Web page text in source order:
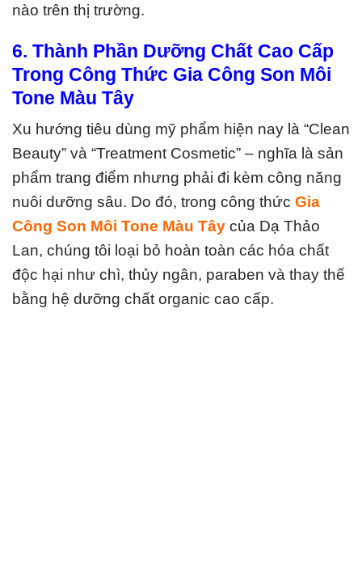
nào trên thị trường.
6. Thành Phần Dưỡng Chất Cao Cấp
Trong Công Thức Gia Công Son Môi
Tone Màu Tây
Xu hướng tiêu dùng mỹ phẩm hiện nay là “Clean
Beauty” và “Treatment Cosmetic” – nghĩa là sản
phẩm trang điểm nhưng phải đi kèm công năng
nuôi dưỡng sâu. Do đó, trong công thức Gia
Công Son Môi Tone Màu Tây của Dạ Thảo
Lan, chúng tôi loại bỏ hoàn toàn các hóa chất
độc hại như chì, thủy ngân, paraben và thay thế
bằng hệ dưỡng chất organic cao cấp.